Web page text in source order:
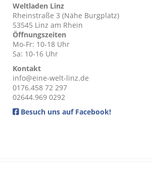
Weltladen Linz
Rheinstraße 3 (Nähe Burgplatz)
53545 Linz am Rhein
Öffnungszeiten
Mo-Fr: 10-18 Uhr
Sa: 10-16 Uhr
Kontakt
info@eine-welt-linz.de
0176.458 72 297
02644.969 0292
Besuch uns auf Facebook!